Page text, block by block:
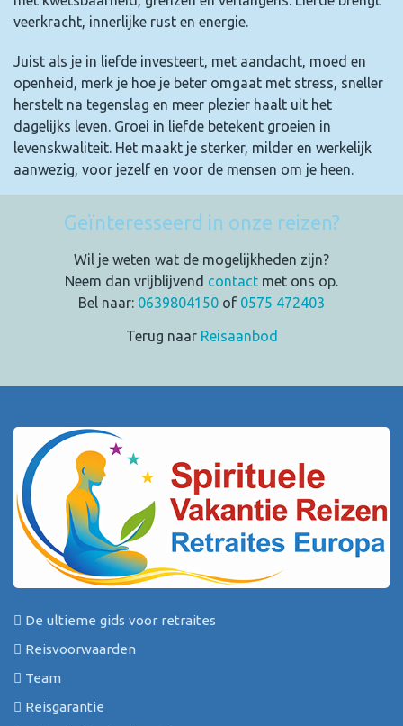
veerkracht, innerlijke rust en energie.
Juist als je in liefde investeert, met aandacht, moed en
openheid, merk je hoe je beter omgaat met stress, sneller
herstelt na tegenslag en meer plezier haalt uit het
dagelijks leven. Groei in liefde betekent groeien in
levenskwaliteit. Het maakt je sterker, milder en werkelijk
aanwezig, voor jezelf en voor de mensen om je heen.
Geïnteresseerd in onze reizen?
Wil je weten wat de mogelijkheden zijn?
Neem dan vrijblijvend contact met ons op.
Bel naar: 0639804150 of 0575 472403
Terug naar Reisaanbod
De ultieme gids voor retraites
Reisvoorwaarden
Team
Reisgarantie